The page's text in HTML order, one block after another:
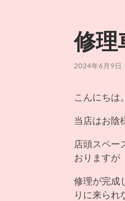
修理
2024年6月9日
こんにちは。
当店はお陰
店頭スペー
おりますが
修理が完成
りに来られ